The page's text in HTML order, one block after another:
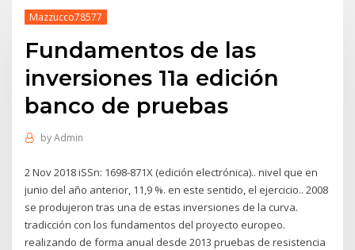
Mazzucco78577
Fundamentos de las
inversiones 11a edición
banco de pruebas
byAdmin
2 Nov 2018 iSSn: 1698-871X (edición electrónica).. nivel que en
junio del año anterior, 11,9 %. en este sentido, el ejercicio.. 2008
se produjeron tras una de estas inversiones de la curva.
tradicción con los fundamentos del proyecto europeo.
realizando de forma anual desde 2013 pruebas de resistencia